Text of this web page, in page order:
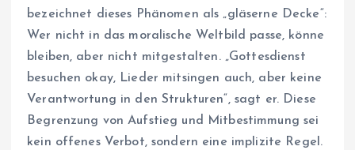
bezeichnet dieses Phänomen als „gläserne Decke“:
Wer nicht in das moralische Weltbild passe, könne
bleiben, aber nicht mitgestalten. „Gottesdienst
besuchen okay, Lieder mitsingen auch, aber keine
Verantwortung in den Strukturen“, sagt er. Diese
Begrenzung von Aufstieg und Mitbestimmung sei
kein offenes Verbot, sondern eine implizite Regel.